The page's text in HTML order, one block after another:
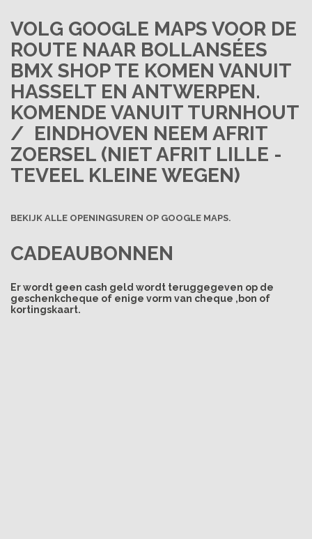
VOLG GOOGLE MAPS VOOR DE
ROUTE NAAR BOLLANSÉES
BMX SHOP TE KOMEN VANUIT
HASSELT EN ANTWERPEN.
KOMENDE VANUIT TURNHOUT
/ EINDHOVEN NEEM AFRIT
ZOERSEL (NIET AFRIT LILLE -
TEVEEL KLEINE WEGEN)
BEKIJK ALLE OPENINGSUREN OP GOOGLE MAPS.
CADEAUBONNEN
Er wordt geen cash geld wordt teruggegeven op de
geschenkcheque of enige vorm van cheque ,bon of
kortingskaart.